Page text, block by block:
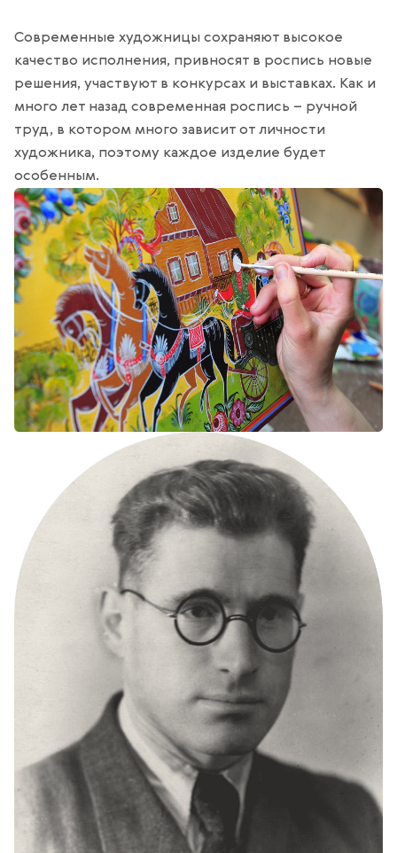
Современные художницы сохраняют высокое
качество исполнения, привносят в роспись новые
решения, участвуют в конкурсах и выставках. Как и
много лет назад современная роспись – ручной
труд, в котором много зависит от личности
художника, поэтому каждое изделие будет
особенным.